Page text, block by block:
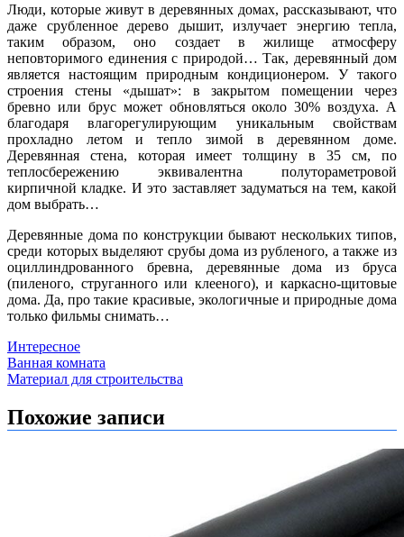
Люди, которые живут в деревянных домах, рассказывают, что
даже срубленное дерево дышит, излучает энергию тепла,
таким образом, оно создает в жилище атмосферу
неповторимого единения с природой… Так, деревянный дом
является настоящим природным кондиционером. У такого
строения стены «дышат»: в закрытом помещении через
бревно или брус может обновляться около 30% воздуха. А
благодаря влагорегулирующим уникальным свойствам
прохладно летом и тепло зимой в деревянном доме.
Деревянная стена, которая имеет толщину в 35 см, по
теплосбережению эквивалентна полутораметровой
кирпичной кладке. И это заставляет задуматься на тем, какой
дом выбрать…
Деревянные дома по конструкции бывают нескольких типов,
среди которых выделяют срубы дома из рубленого, а также из
оциллиндрованного бревна, деревянные дома из бруса
(пиленого, струганного или клееного), и каркасно-щитовые
дома. Да, про такие красивые, экологичные и природные дома
только фильмы снимать…
Интересное
Навигация
по
записям
Ванная комната
Материал для строительства
Похожие записи